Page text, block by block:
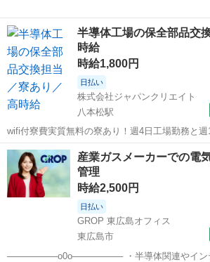
半導体工場の保全部品交
時給
時給1,800円
日払い
株式会社ジャパンクリエイト
八本松駅
wifi付寮費実質無料の寮あり！週4日工場勤務と
ハリある働き方／20代・30代・40代・50代在籍中 ＼株式会社ジャパ
クリエイトの強み／ 【製造・物流に特化した圧倒的な専門性】 ジャパ
ンクリエイト...
広島 東広島市 八本松駅 その他
産業ガスメーカーでの電
管理
時給2,500円
日払い
GROP 東広島オフィス
東広島市
────────o0o──────── ・半導体関連やイン